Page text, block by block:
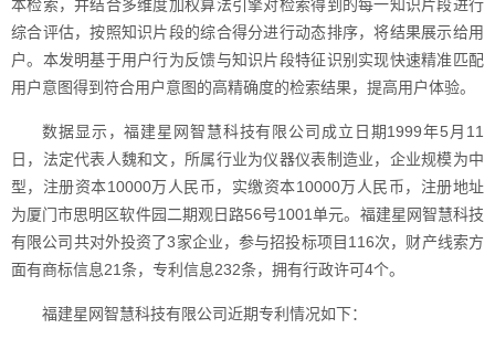
本检索，并结合多维度加权算法引擎对检索得到的每一知识片段进行
综合评估，按照知识片段的综合得分进行动态排序，将结果展示给用
户。本发明基于用户行为反馈与知识片段特征识别实现快速精准匹配
用户意图得到符合用户意图的高精确度的检索结果，提高用户体验。
数据显示，福建星网智慧科技有限公司成立日期1999年5月11
日，法定代表人魏和文，所属行业为仪器仪表制造业，企业规模为中
型，注册资本10000万人民币，实缴资本10000万人民币，注册地址
为厦门市思明区软件园二期观日路56号1001单元。福建星网智慧科技
有限公司共对外投资了3家企业，参与招投标项目116次，财产线索方
面有商标信息21条，专利信息232条，拥有行政许可4个。
福建星网智慧科技有限公司近期专利情况如下：